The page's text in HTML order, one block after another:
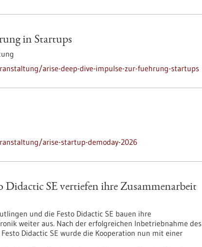
in Startups
arise-deep-dive-impulse-zur-fuehrung-startups
arise-startup-demoday-2026
SE vertiefen ihre Zusammenarbeit
und die Festo Didactic SE bauen ihre
weiter aus. Nach der erfolgreichen Inbetriebnahme des
Didactic SE wurde die Kooperation nun mit einer